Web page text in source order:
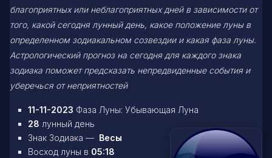
благоприятных или неблагоприятных дней в зависимости от
того, какой сегодня лунный день, какое положение луны в
определенном зодиакальном созвездии и какая фаза луны.
Астрологический прогноз на сегодня для каждого знака
зодиака поможет предсказать непредвиденные события и
уберечься от неприятностей
11-11-2023 Фаза Луны: Убывающая Луна
28 лунный день
Знак Зодиака — Весы
Восход луны в 05:18